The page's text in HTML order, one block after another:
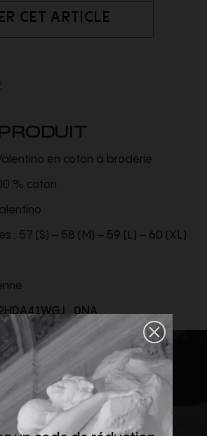
CET ARTICLE
en coton à broderie
% coton
: 57 (S) – 58 (M) – 59 (L) – 60 (XL)